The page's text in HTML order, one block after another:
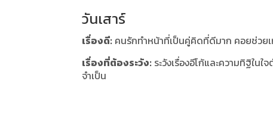
วันเสาร์
เรื่องดี: คนรักทำหน้าที่เป็นคู่คิดที่ดีมาก คอยช่วย
เรื่องที่ต้องระวัง: ระวังเรื่องอีโก้และความทิฐิใน
จำเป็น